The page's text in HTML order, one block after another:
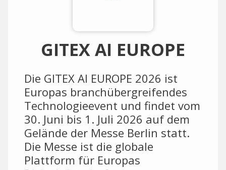
GITEX AI EUROPE
Die GITEX AI EUROPE 2026 ist
Europas branchübergreifendes
Technologieevent und findet vom
30. Juni bis 1. Juli 2026 auf dem
Gelände der Messe Berlin statt.
Die Messe ist die globale
Plattform für Europas